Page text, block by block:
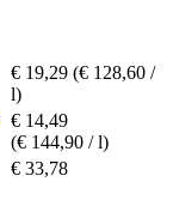
€ 19,29 (€ 128,60 /
l)
€ 14,49
(€ 144,90 / l)
€ 33,78